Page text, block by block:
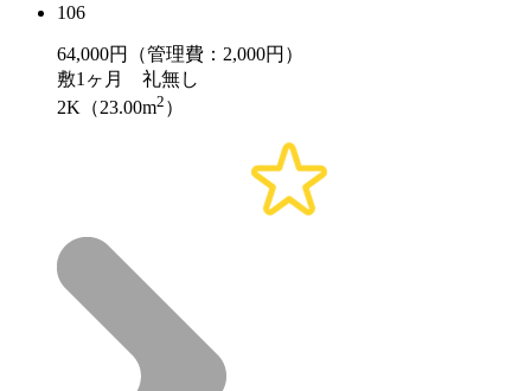
106
64,000円（管理費：2,000円）
敷1ヶ月 礼無し
2K（23.00m2 ）